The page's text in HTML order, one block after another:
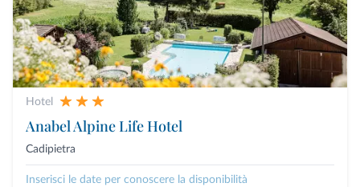
Hotel
Anabel Alpine Life Hotel
Cadipietra
Inserisci le date per conoscere la disponibilità